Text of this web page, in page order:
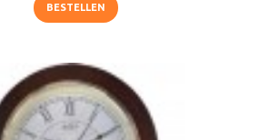
BESTELLEN